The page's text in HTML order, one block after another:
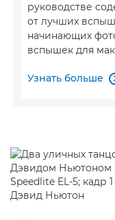
руководстве
от лучших
начинающих
вспышек для
Узнать больше